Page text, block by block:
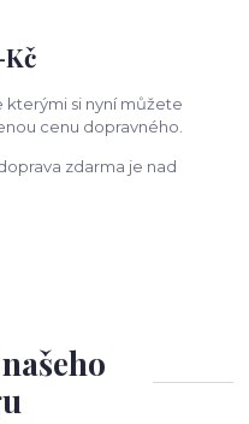
kterými si nyní můžete
cenu dopravného.
zdarma je nad